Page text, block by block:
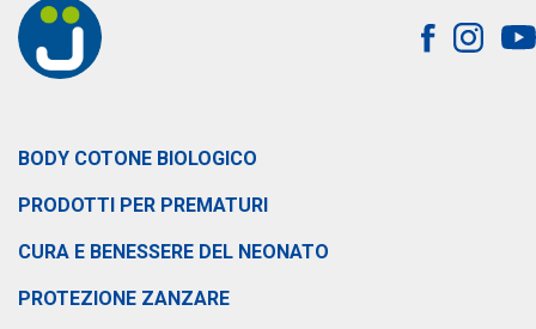
BODY COTONE BIOLOGICO
PRODOTTI PER PREMATURI
CURA E BENESSERE DEL NEONATO
PROTEZIONE ZANZARE